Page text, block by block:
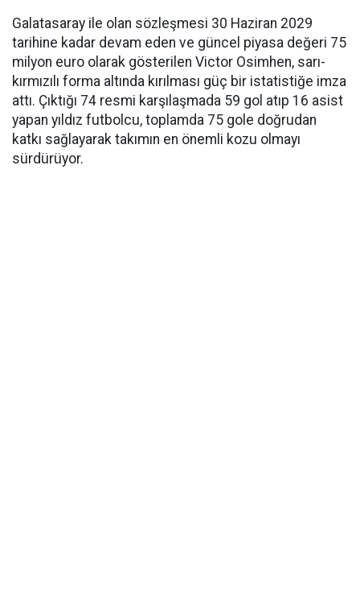
Galatasaray ile olan sözleşmesi 30 Haziran 2029
tarihine kadar devam eden ve güncel piyasa değeri 75
milyon euro olarak gösterilen Victor Osimhen, sarı-
kırmızılı forma altında kırılması güç bir istatistiğe imza
attı. Çıktığı 74 resmi karşılaşmada 59 gol atıp 16 asist
yapan yıldız futbolcu, toplamda 75 gole doğrudan
katkı sağlayarak takımın en önemli kozu olmayı
sürdürüyor.